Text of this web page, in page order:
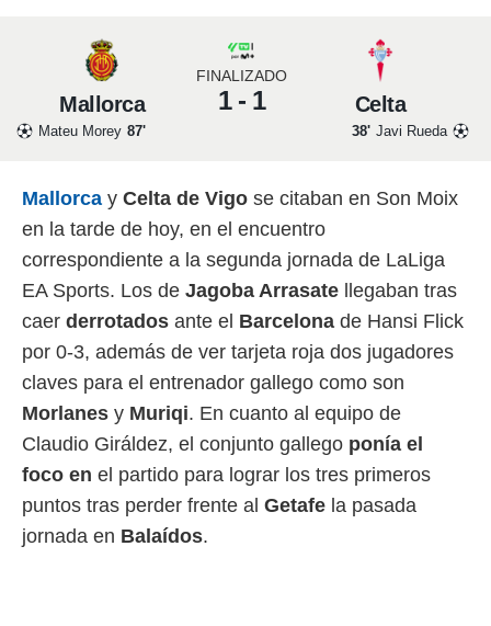
de
disponible
de
te
Mallorca
FINALIZADO
1 - 1 Celta
Mateu Morey 87' Javi Rueda
38'
Mallorca y Celta de Vigo se citaban en Son Moix
en la tarde de hoy, en el encuentro
correspondiente a la segunda jornada de LaLiga
EA Sports. Los de Jagoba Arrasate llegaban tras
caer derrotados ante el Barcelona de Hansi Flick
por 0-3, además de ver tarjeta roja dos jugadores
claves para el entrenador gallego como son
Morlanes y Muriqi. En cuanto al equipo de
Claudio Giráldez, el conjunto gallego ponía el
foco en el partido para lograr los tres primeros
puntos tras perder frente al Getafe la pasada
jornada en Balaídos.